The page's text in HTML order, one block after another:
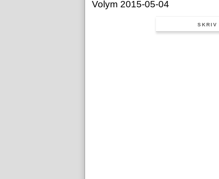
Volym 2015-05-04
SKRIV